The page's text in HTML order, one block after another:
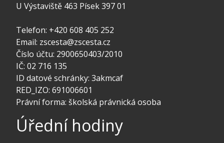
U Výstaviště 463 Písek 397 01
Telefon: +420 608 405 252
Email: zscesta@zscesta.cz
Číslo účtu: 2900650403/2010
IČ: 02 716 135
ID datové schránky: 3akmcaf
RED_IZO: 691006601
Právní forma: školská právnická osoba
Úřední hodiny